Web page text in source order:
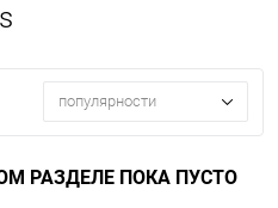
популярности
РАЗДЕЛЕ ПОКА ПУСТО